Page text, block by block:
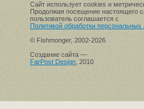
Сайт использует cookies и
Продолжая посещение настоящего
пользователь соглашается с
Политикой обработки персональных
© Fishmonger, 2002-2026
Создание сайта —
FarPost Design , 2010